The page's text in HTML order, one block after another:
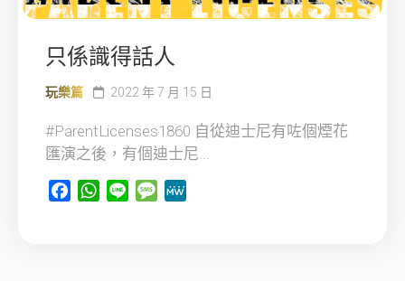
只係識得話人
玩樂篇 2022 年 7 月 15 日
#ParentLicenses1860 自從迪士尼有咗個煙花
匯演之後，有個迪士尼...
FacebookWhatsApp
Line Message